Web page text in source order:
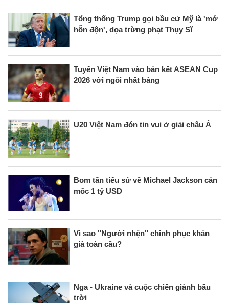
Tổng thống Trump gọi bầu cử Mỹ là 'mớ
hỗn độn', dọa trừng phạt Thụy Sĩ
Tuyển Việt Nam vào bán kết ASEAN Cup
2026 với ngôi nhất bảng
U20 Việt Nam đón tin vui ở giải châu Á
Bom tấn tiểu sử về Michael Jackson cán
mốc 1 tỷ USD
Vì sao "Người nhện" chinh phục khán
giả toàn cầu?
Nga - Ukraine và cuộc chiến giành bầu
trời